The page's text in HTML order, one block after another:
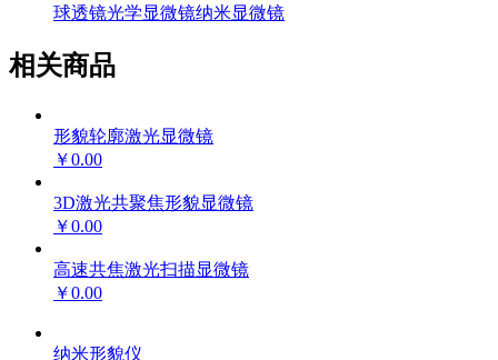
球透镜光学显微镜纳米显微镜
相关商品
形貌轮廓激光显微镜
￥0.00
3D激光共聚焦形貌显微镜
￥0.00
高速共焦激光扫描显微镜
￥0.00
纳米形貌仪